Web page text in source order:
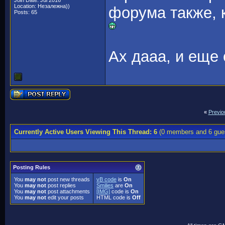
Location: Незалежна))
Posts: 65
форума также,
Ах дааа, и еще
«
Currently Active Users Viewing This Thread: 6(0 members and 6
Posting Rules
You may not post new threads
You may not post replies
You may not post attachments
You may not edit your posts
vB code is On
Smilies are On
[IMG] code is On
HTML code is Off